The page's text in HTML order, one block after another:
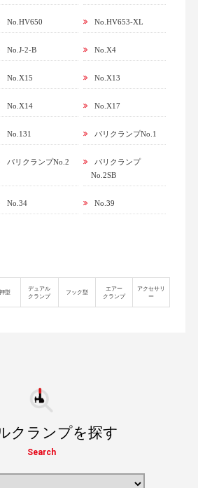
No.HV650 No.HV653-XL
No.J-2-B No.X4
No.X15 No.X13
No.X14 No.X17
No.131 バリクランプNo.1
バリクランプNo.2
バリクランプ
No.2SB
No.34 No.39
型
デュアル
クランプ
フック型
エアー
クランプ
アクセサリ
ー
クランプを探す
Search